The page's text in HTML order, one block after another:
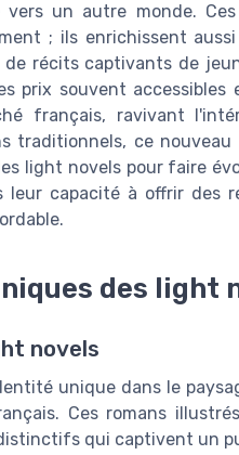
un autre monde.
; ils enrichissent
récits captivants de
prix souvent
français, ravivant
traditionnels, ce
light novels pour faire
leur capacité à offrir des
des light
novels
unique dans le
Ces romans
qui captivent un